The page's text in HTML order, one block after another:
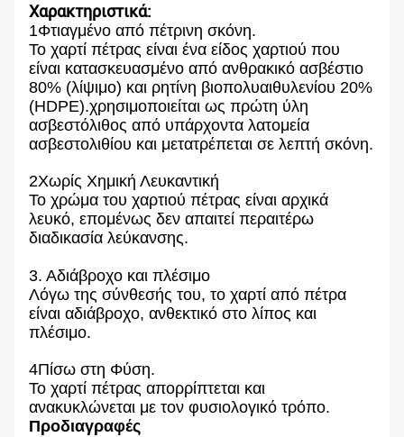
Χαρακτηριστικά:
1Φτιαγμένο από πέτρινη σκόνη.
Το χαρτί πέτρας είναι ένα είδος χαρτιού που
είναι κατασκευασμένο από ανθρακικό ασβέστιο
80% (λίψιμο) και ρητίνη βιοπολυαιθυλενίου 20%
(HDPE).χρησιμοποιείται ως πρώτη ύλη
ασβεστόλιθος από υπάρχοντα λατομεία
ασβεστολιθίου και μετατρέπεται σε λεπτή σκόνη.
2Χωρίς Χημική Λευκαντική
Το χρώμα του χαρτιού πέτρας είναι αρχικά
λευκό, επομένως δεν απαιτεί περαιτέρω
διαδικασία λεύκανσης.
3. Αδιάβροχο και πλέσιμο
Λόγω της σύνθεσής του, το χαρτί από πέτρα
είναι αδιάβροχο, ανθεκτικό στο λίπος και
πλέσιμο.
4Πίσω στη Φύση.
Το χαρτί πέτρας απορρίπτεται και
ανακυκλώνεται με τον φυσιολογικό τρόπο.
Προδιαγραφές